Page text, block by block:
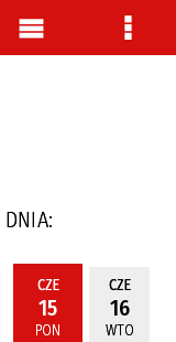
DNIA:
CZE
15
PON
CZE
16
WTO
Menu
Menu